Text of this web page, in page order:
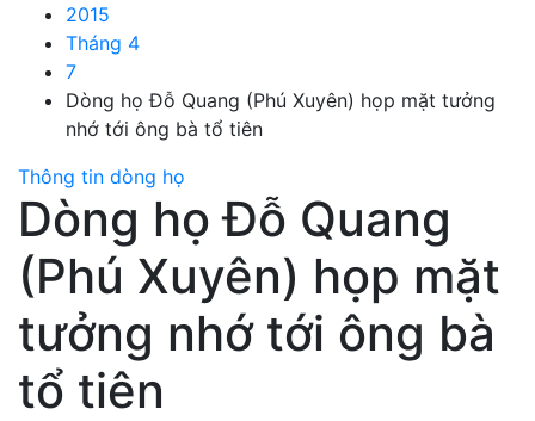
2015
Tháng 4
7
Dòng họ Đỗ Quang (Phú Xuyên) họp mặt tưởng
nhớ tới ông bà tổ tiên
Thông tin dòng họ
Dòng họ Đỗ Quang
(Phú Xuyên) họp mặt
tưởng nhớ tới ông bà
tổ tiên